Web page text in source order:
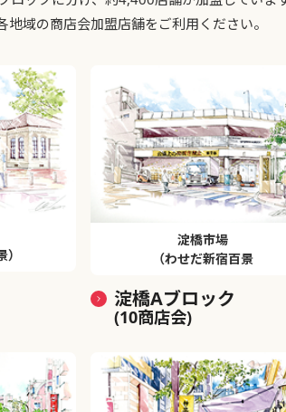
地域の商店会加盟店舗をご利用ください。
淀橋市場
（わせだ新宿百景
淀橋Aブロック
(10商店会)